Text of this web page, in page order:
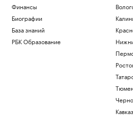
Финансы
Биографии
База знаний
РБК Образование
Кавказ